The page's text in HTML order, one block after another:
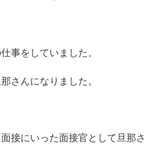
事をしていました。
さんになりました。
接にいった面接官として旦那さ